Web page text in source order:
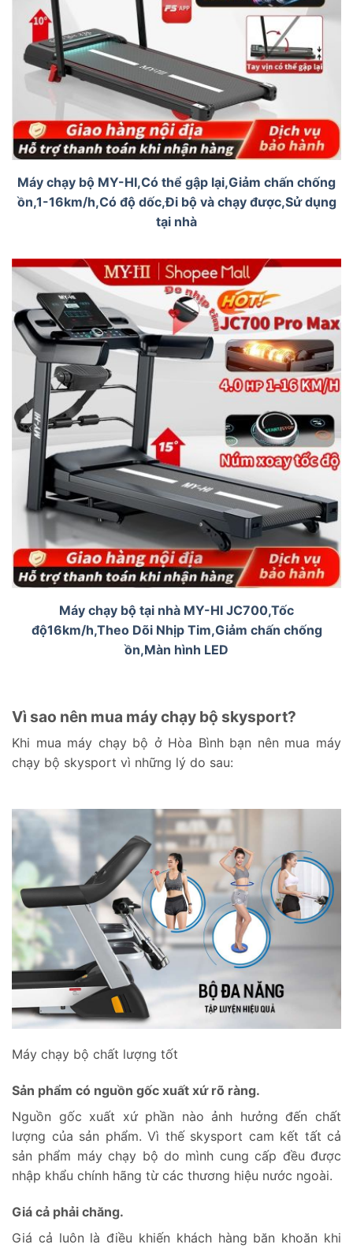
Máy chạy bộ MY-HI,Có thể gập lại,Giảm chấn chống
ồn,1-16km/h,Có độ dốc,Đi bộ và chạy được,Sử dụng
tại nhà
Máy chạy bộ tại nhà MY-HI JC700,Tốc
độ16km/h,Theo Dõi Nhịp Tim,Giảm chấn chống
ồn,Màn hình LED
Vì sao nên mua máy chạy bộ skysport?
Khi mua máy chạy bộ ở Hòa Bình bạn nên mua máy
chạy bộ skysport vì những lý do sau:
Máy chạy bộ chất lượng tốt
Sản phẩm có nguồn gốc xuất xứ rõ ràng.
Nguồn gốc xuất xứ phần nào ảnh hưởng đến chất
lượng của sản phẩm. Vì thế skysport cam kết tất cả
sản phẩm máy chạy bộ do mình cung cấp đều được
nhập khẩu chính hãng từ các thương hiệu nước ngoài.
Giá cả phải chăng.
Giá cả luôn là điều khiến khách hàng băn khoăn khi